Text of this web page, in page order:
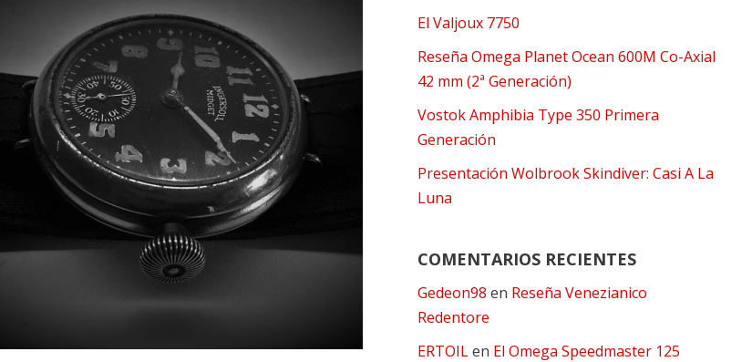
El Valjoux 7750
Reseña Omega Planet Ocean 600M Co-Axial
42 mm (2ª Generación)
Vostok Amphibia Type 350 Primera
Generación
Presentación Wolbrook Skindiver: Casi A La
Luna
COMENTARIOS RECIENTES
Gedeon98 en Reseña Venezianico
Redentore
ERTOILen El Omega Speedmaster 125